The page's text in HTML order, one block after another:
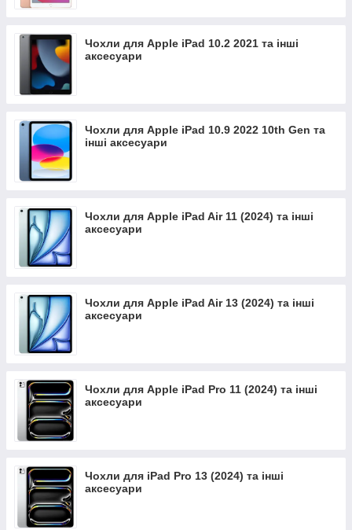
Чохли для Apple iPad 10.2 2021 та інші
аксесуари
Чохли для Apple iPad 10.9 2022 10th Gen та
інші аксесуари
Чохли для Apple iPad Air 11 (2024) та інші
аксесуари
Чохли для Apple iPad Air 13 (2024) та інші
аксесуари
Чохли для Apple iPad Pro 11 (2024) та інші
аксесуари
Чохли для iPad Pro 13 (2024) та інші
аксесуари